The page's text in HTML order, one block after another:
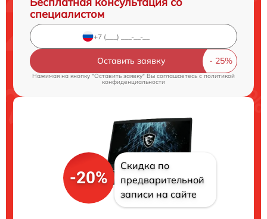
специалистом
Оставить заявку
Нажимая на кнопку "Оставить заявку" Вы соглашаетесь cполитикой
конфиденциальности
-20%
Скидка по
предварительной
записи на сайте